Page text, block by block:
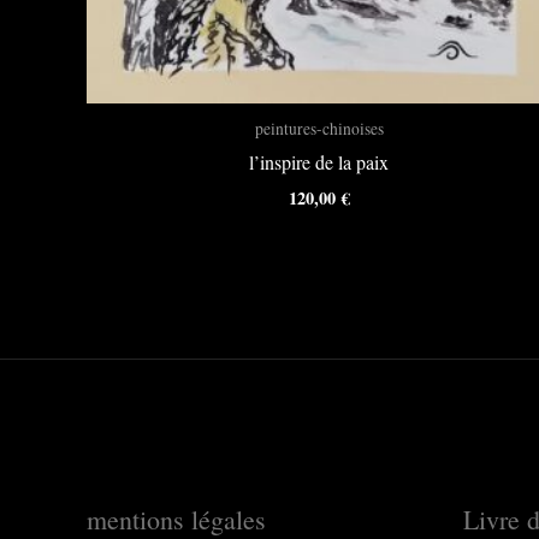
peintures-chinoises
l’inspire de la paix
120,00€
mentions légales Livre